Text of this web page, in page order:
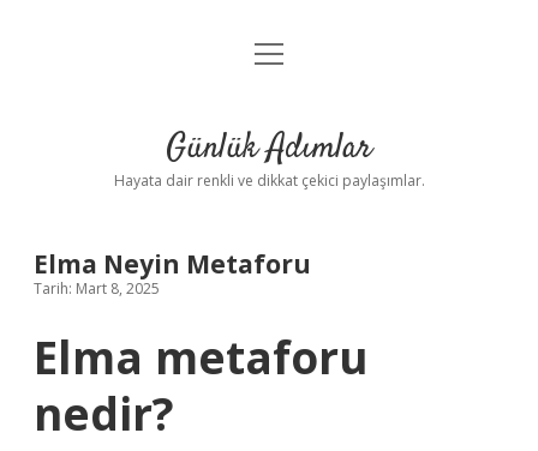
Anasayfa
Yasal Uyarı
menüyü
Günlük Adımlar
Hayata dair renkli ve dikkat çekici paylaşımlar.
Elma Neyin Metaforu
Tarih: Mart 8, 2025
Elma metaforu
nedir?